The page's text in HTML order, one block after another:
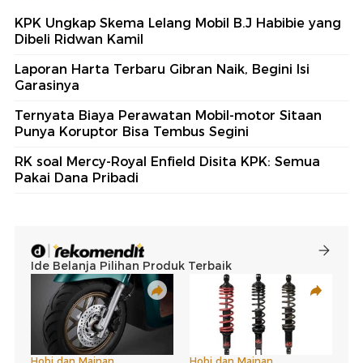
KPK Ungkap Skema Lelang Mobil B.J Habibie yang
Dibeli Ridwan Kamil
Laporan Harta Terbaru Gibran Naik, Begini Isi
Garasinya
Ternyata Biaya Perawatan Mobil-motor Sitaan
Punya Koruptor Bisa Tembus Segini
RK soal Mercy-Royal Enfield Disita KPK: Semua
Pakai Dana Pribadi